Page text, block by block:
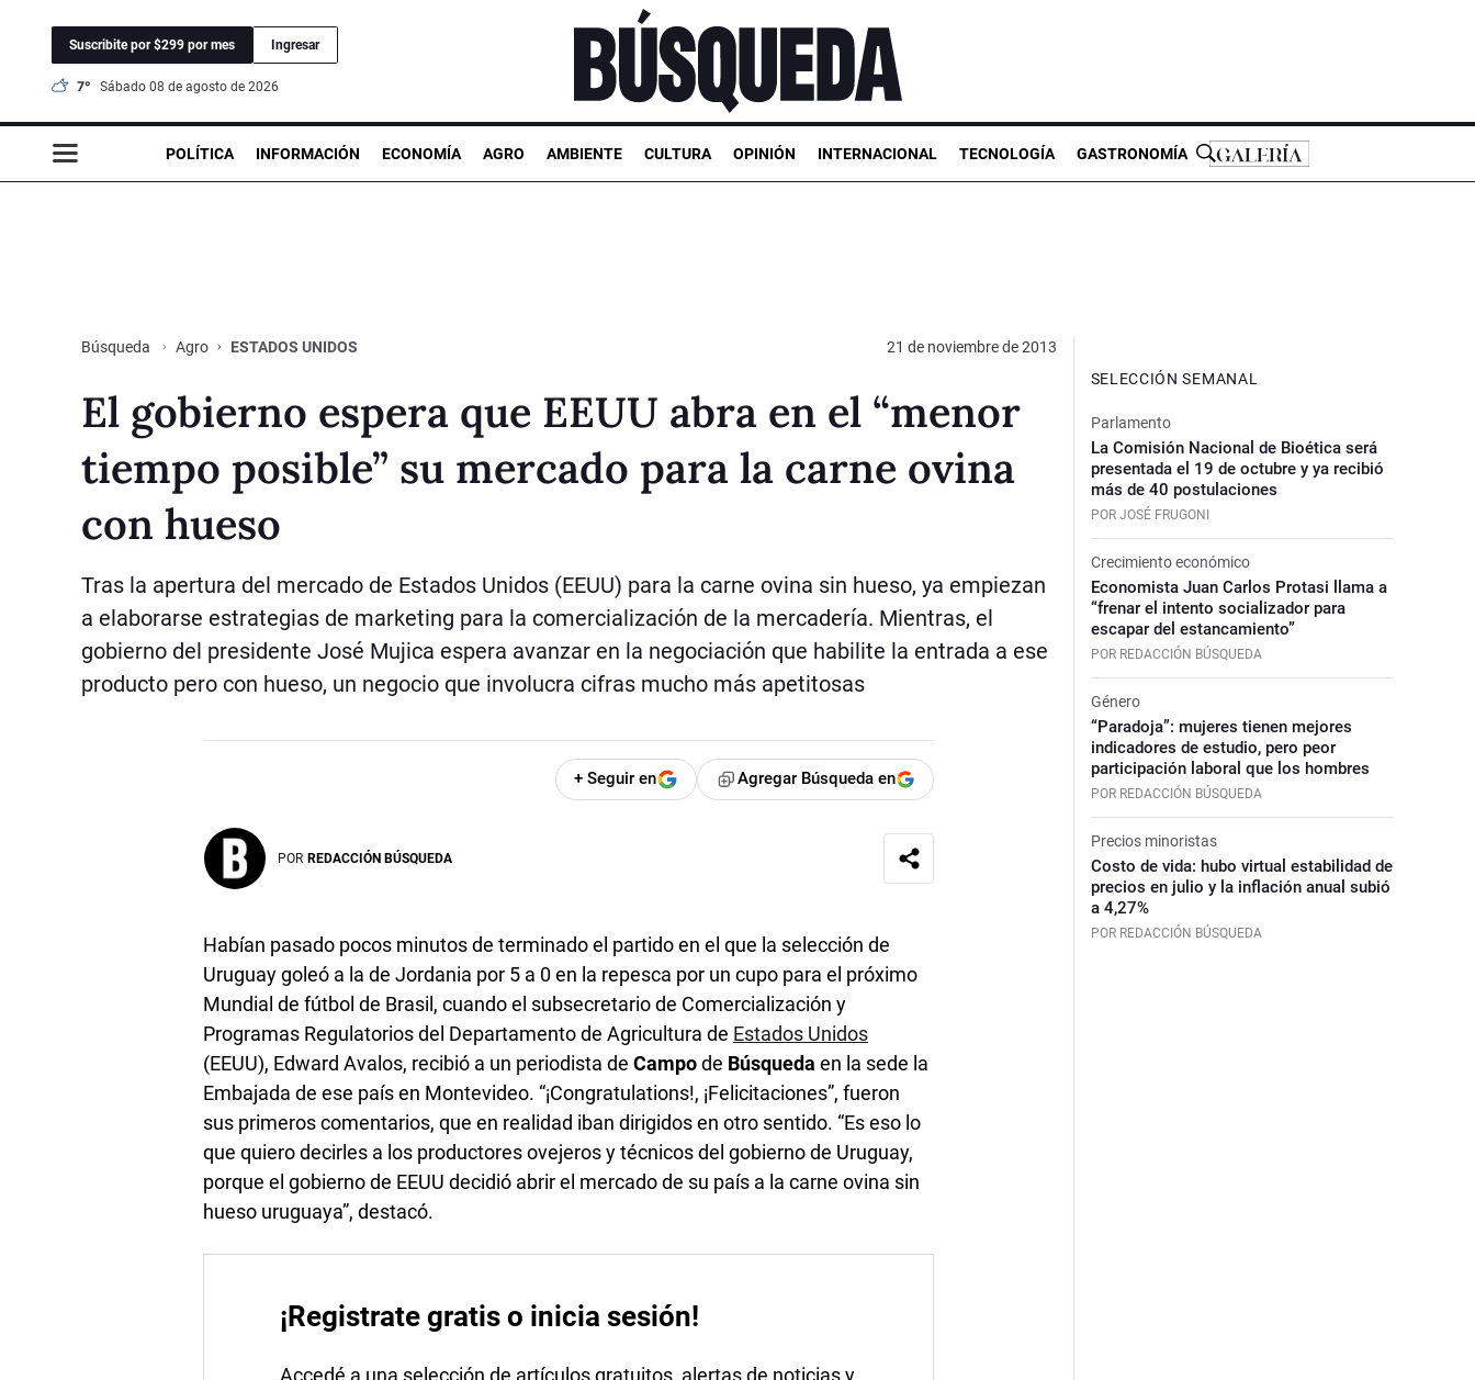
Suscribite por $299 por mes Ingresar
7° sábado 08 de agosto de 2026
POLÍTICA INFORMACIÓN ECONOMÍA AGRO AMBIENTE CULTURA OPINIÓN INTERNACIONAL TECNOLOGÍA GASTRONOMÍA
Búsqueda Agro ESTADOS UNIDOS 21 de noviembre de 2013
El gobierno espera que EEUU abra en el “menor
tiempo posible” su mercado para la carne ovina
con hueso
Tras la apertura del mercado de Estados Unidos (EEUU) para la carne ovina sin hueso, ya empiezan
a elaborarse estrategias de marketing para la comercialización de la mercadería. Mientras, el
gobierno del presidente José Mujica espera avanzar en la negociación que habilite la entrada a ese
producto pero con hueso, un negocio que involucra cifras mucho más apetitosas
+ Seguir en Agregar Búsqueda en
POR REDACCIÓN BÚSQUEDA
Habían pasado pocos minutos de terminado el partido en el que la selección de
Uruguay goleó a la de Jordania por 5 a 0 en la repesca por un cupo para el próximo
Mundial de fútbol de Brasil, cuando el subsecretario de Comercialización y
Programas Regulatorios del Departamento de Agricultura de Estados Unidos
(EEUU), Edward Avalos, recibió a un periodista deCampode Búsqueda en la sede la
Embajada de ese país en Montevideo. “¡Congratulations!, ¡Felicitaciones”, fueron
sus primeros comentarios, que en realidad iban dirigidos en otro sentido. “Es eso lo
que quiero decirles a los productores ovejeros y técnicos del gobierno de Uruguay,
porque el gobierno de EEUU decidió abrir el mercado de su país a la carne ovina sin
hueso uruguaya”, destacó.
¡Registrate gratis o inicia sesión!
Accedé a una selección de artículos gratuitos, alertas de noticias y
SELECCIÓN SEMANAL
Parlamento
La Comisión Nacional de Bioética será
presentada el 19 de octubre y ya recibió
más de 40 postulaciones
POR JOSÉ FRUGONI
Crecimiento económico
Economista Juan Carlos Protasi llama a
“frenar el intento socializador para
escapar del estancamiento”
POR REDACCIÓN BÚSQUEDA
Género
“Paradoja”: mujeres tienen mejores
indicadores de estudio, pero peor
participación laboral que los hombres
POR REDACCIÓN BÚSQUEDA
Precios minoristas
Costo de vida: hubo virtual estabilidad de
precios en julio y la inflación anual subió
a 4,27%
POR REDACCIÓN BÚSQUEDA